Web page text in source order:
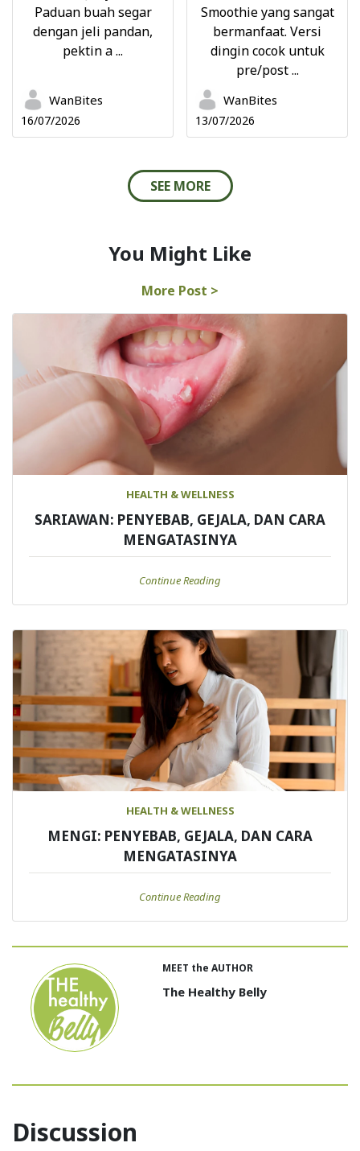
Paduan buah segar
dengan jeli pandan,
pektin a ...
WanBites
16/07/2026
Smoothie yang sangat
bermanfaat. Versi
dingin cocok untuk
pre/post ...
WanBites
13/07/2026
SEE MORE
You Might Like
More Post >
HEALTH & WELLNESS
SARIAWAN: PENYEBAB, GEJALA, DAN CARA
MENGATASINYA
Continue Reading
HEALTH & WELLNESS
MENGI: PENYEBAB, GEJALA, DAN CARA
MENGATASINYA
Continue Reading
MEET the AUTHOR
The Healthy Belly
Discussion